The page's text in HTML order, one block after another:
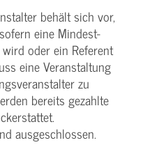
behält sich vor,
eine Mindest­
oder ein Referent
eine Veranstaltung
zu
bereits gezahlte
ausgeschlossen.